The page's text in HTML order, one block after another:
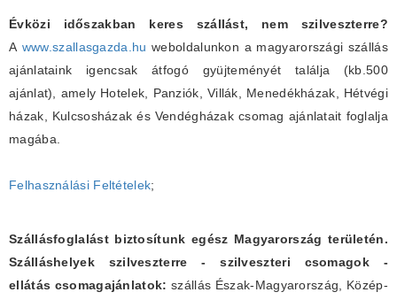
Évközi időszakban keres szállást, nem szilveszterre?
A www.szallasgazda.hu weboldalunkon a magyarországi szállás
ajánlataink igencsak átfogó gyüjteményét találja (kb.500
ajánlat), amely Hotelek, Panziók, Villák, Menedékházak, Hétvégi
házak, Kulcsosházak és Vendégházak csomag ajánlatait foglalja
magába.
Felhasználási Feltételek;
Szállásfoglalást biztosítunk egész Magyarország területén.
Szálláshelyek szilveszterre - szilveszteri csomagok -
ellátás csomagajánlatok: szállás Észak-Magyarország, Közép-